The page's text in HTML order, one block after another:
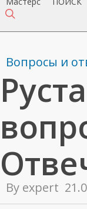
Вопросы и
By expert